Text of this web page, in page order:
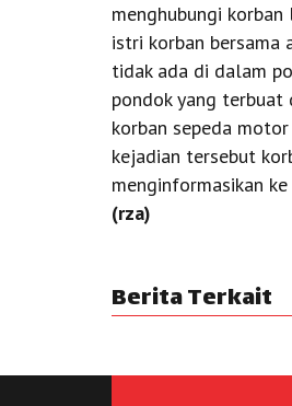
menghubungi
istri korban bersama
tidak ada di dalam
pondok yang terbuat
korban sepeda
kejadian tersebut
menginformasikan
(rza)
Berita Terkait